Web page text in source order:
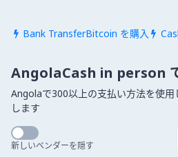
 Bank TransferBitcoin を購入 
AngolaCash in person
Angolaで300以上の支払い方法を使
します
新しいベンダーを隠す